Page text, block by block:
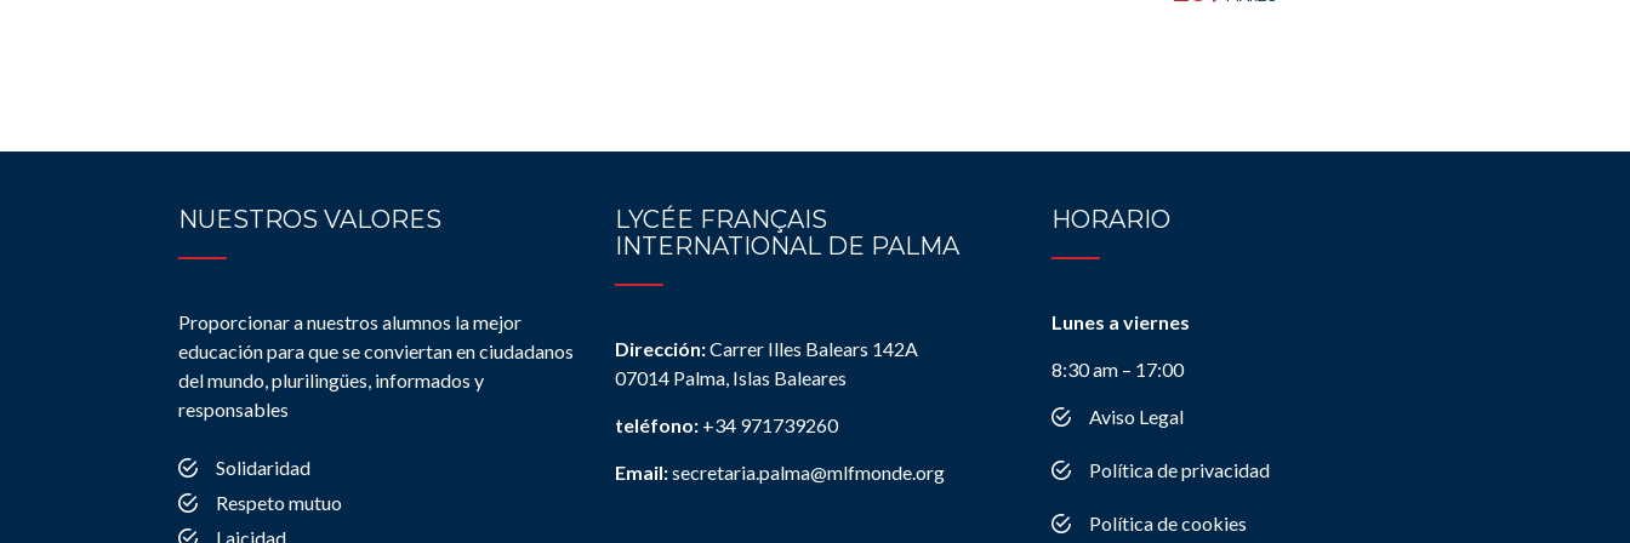
NUESTROS VALORES
Proporcionar a nuestros alumnos la mejor
educación para que se conviertan en ciudadanos
del mundo, plurilingües, informados y
responsables
Solidaridad
Respeto mutuo
Laicidad
LYCÉE FRANÇAIS
INTERNATIONAL DE PALMA
Dirección:Carrer Illes Balears 142A
07014 Palma, Islas Baleares
teléfono: +34 971739260
Email:secretaria.palma@mlfmonde.org
HORARIO
Lunes a viernes
8:30 am – 17:00
Aviso Legal
Política de privacidad
Política de cookies